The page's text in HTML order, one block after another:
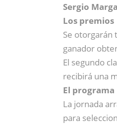
Sergio
Los premios
Se otorgarán
ganador
El segundo
recibirá una
El programa
La jornada
para